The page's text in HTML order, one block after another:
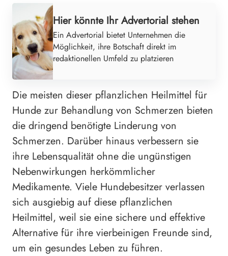
Hier könnte Ihr Advertorial stehen
Ein Advertorial bietet Unternehmen die
Möglichkeit, ihre Botschaft direkt im
redaktionellen Umfeld zu platzieren
Die meisten dieser pflanzlichen Heilmittel für
Hunde zur Behandlung von Schmerzen bieten
die dringend benötigte Linderung von
Schmerzen. Darüber hinaus verbessern sie
ihre Lebensqualität ohne die ungünstigen
Nebenwirkungen herkömmlicher
Medikamente. Viele Hundebesitzer verlassen
sich ausgiebig auf diese pflanzlichen
Heilmittel, weil sie eine sichere und effektive
Alternative für ihre vierbeinigen Freunde sind,
um ein gesundes Leben zu führen.